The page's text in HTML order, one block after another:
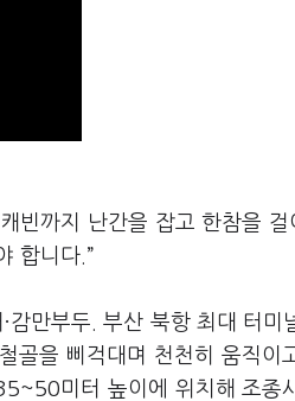
빈까지 난간을 잡고 한참을 걸
합니다.”
감만부두. 부산 북항 최대 터미
골을 삐걱대며 천천히 움직이
미터 높이에 위치해 조종